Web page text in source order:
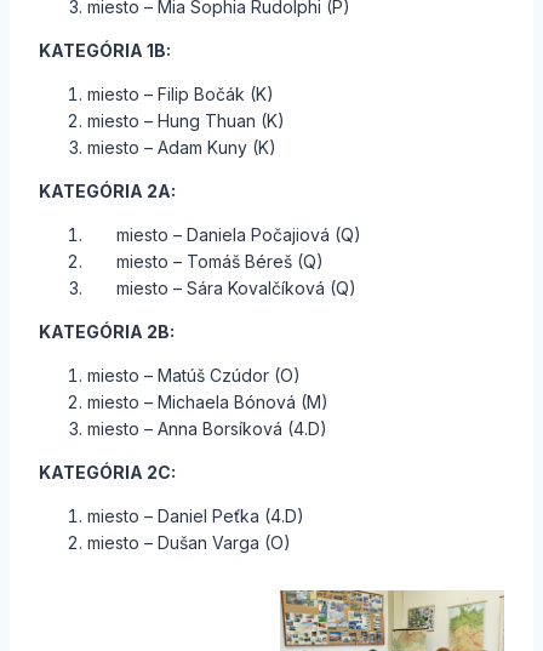
miesto – Mia Sophia Rudolphi (P)
KATEGÓRIA 1B:
miesto – Filip Bočák (K)
miesto – Hung Thuan (K)
miesto – Adam Kuny (K)
KATEGÓRIA 2A:
miesto – Daniela Počajiová (Q)
miesto – Tomáš Béreš (Q)
miesto – Sára Kovalčíková (Q)
KATEGÓRIA 2B:
miesto – Matúš Czúdor (O)
miesto – Michaela Bónová (M)
miesto – Anna Borsíková (4.D)
KATEGÓRIA 2C:
miesto – Daniel Peťka (4.D)
miesto – Dušan Varga (O)